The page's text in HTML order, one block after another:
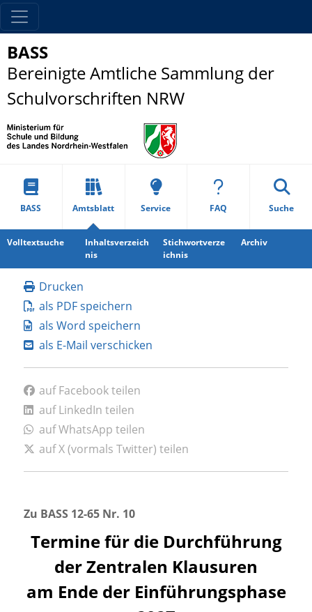
BASS
Bereinigte Amtliche Sammlung der
Schulvorschriften NRW
BASS Amtsblatt Service FAQ Suche
Volltextsuche
Inhaltsverzeich
nis
Stichwortverze
ichnis
Archiv
Drucken
als PDF speichern
als Word speichern
als E-Mail verschicken
auf Facebook teilen
auf LinkedIn teilen
auf WhatsApp teilen
auf X (vormals Twitter) teilen
Zu BASS 12-65 Nr. 10
Termine für die Durchführung
der Zentralen Klausuren
am Ende der Einführungsphase